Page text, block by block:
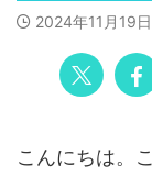
2024年11月19日
こんにちは。